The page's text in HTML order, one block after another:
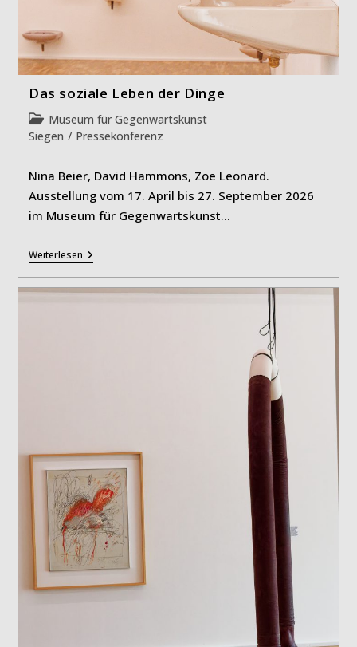
Das soziale Leben der Dinge
Beitrags-
Kategorie:
Museum für Gegenwartskunst
Siegen / Pressekonferenz
Nina Beier, David Hammons, Zoe Leonard.
Ausstellung vom 17. April bis 27. September 2026
im Museum für Gegenwartskunst…
WeiterlesenDas
Soziale
Leben
Der